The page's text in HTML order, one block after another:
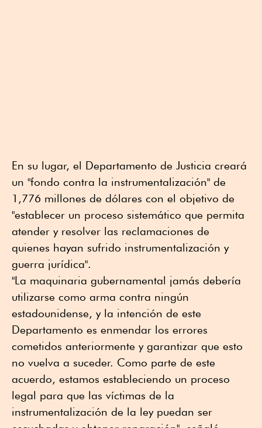
En su lugar, el Departamento de Justicia creará
un "fondo contra la instrumentalización" de
1,776 millones de dólares con el objetivo de
"establecer un proceso sistemático que permita
atender y resolver las reclamaciones de
quienes hayan sufrido instrumentalización y
guerra jurídica".
"La maquinaria gubernamental jamás debería
utilizarse como arma contra ningún
estadounidense, y la intención de este
Departamento es enmendar los errores
cometidos anteriormente y garantizar que esto
no vuelva a suceder. Como parte de este
acuerdo, estamos estableciendo un proceso
legal para que las víctimas de la
instrumentalización de la ley puedan ser